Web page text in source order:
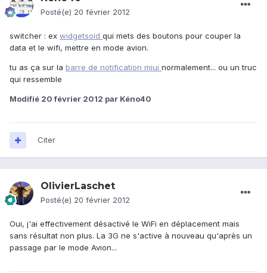
Posté(e) 20 février 2012
switcher : ex widgetsoid qui mets des boutons pour couper la
data et le wifi, mettre en mode avion.
tu as ça sur la barre de notification miui normalement... ou un truc
qui ressemble
Modifié 20 février 2012 par Kéno40
Citer
OlivierLaschet
Posté(e) 20 février 2012
Oui, j'ai effectivement désactivé le WiFi en déplacement mais
sans résultat non plus. La 3G ne s'active à nouveau qu'après un
passage par le mode Avion...